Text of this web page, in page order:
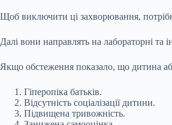
Щоб виключити ці захворювання,
Далі вони направлять на лабораторні та
Якщо обстеження показало, що дитина
Гіперопіка батьків.
Відсутність соціалізації дитини.
Підвищена тривожність.